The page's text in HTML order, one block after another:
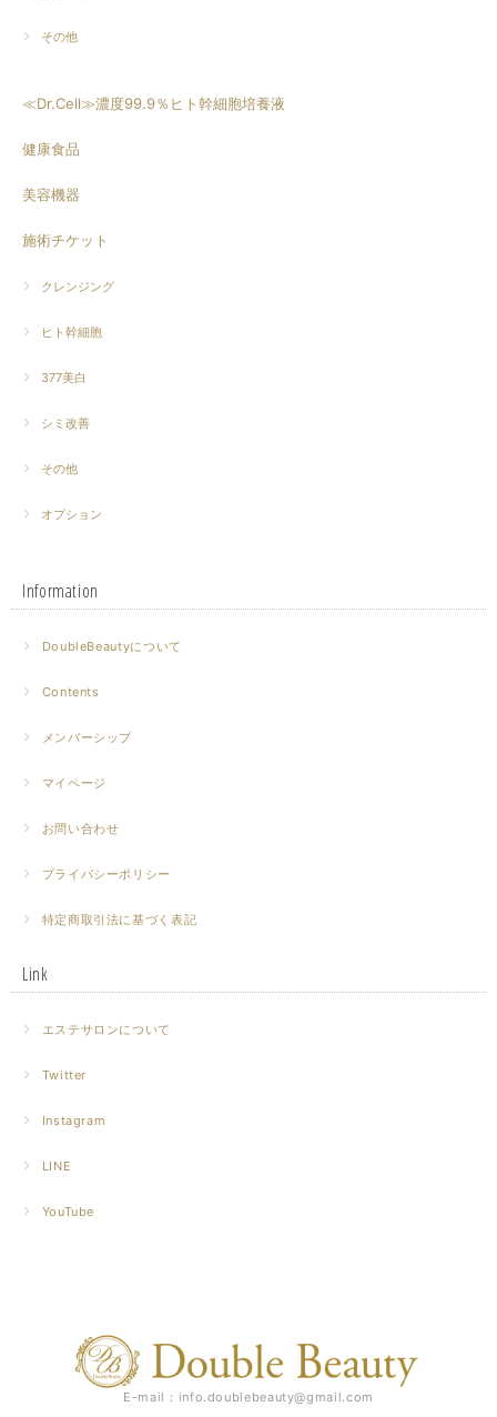
その他
≪Dr.Cell≫濃度99.9％ヒト幹細胞培養液
健康食品
美容機器
施術チケット
クレンジング
ヒト幹細胞
377美白
シミ改善
その他
オプション
Information
DoubleBeautyについて
Contents
メンバーシップ
マイページ
お問い合わせ
プライバシーポリシー
特定商取引法に基づく表記
Link
エステサロンについて
Twitter
Instagram
LINE
YouTube
E-mail： info.doublebeauty@gmail.com